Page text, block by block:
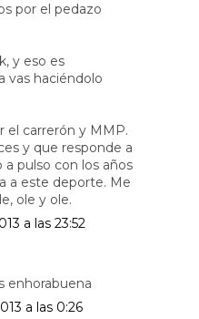
por el pedazo
y eso es
vas haciéndolo
el carrerón y MMP.
y que responde a
pulso con los años
a este deporte. Me
ole y ole.
a las 23:52
enhorabuena
a las 0:26